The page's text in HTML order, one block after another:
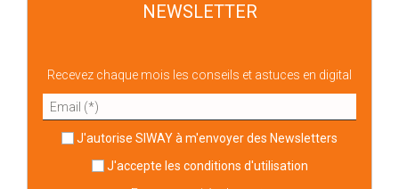
NEWSLETTER
Recevez chaque mois les conseils et astuces en digital
J'autorise SIWAY à m'envoyer des Newsletters
J'accepte les conditions d'utilisation